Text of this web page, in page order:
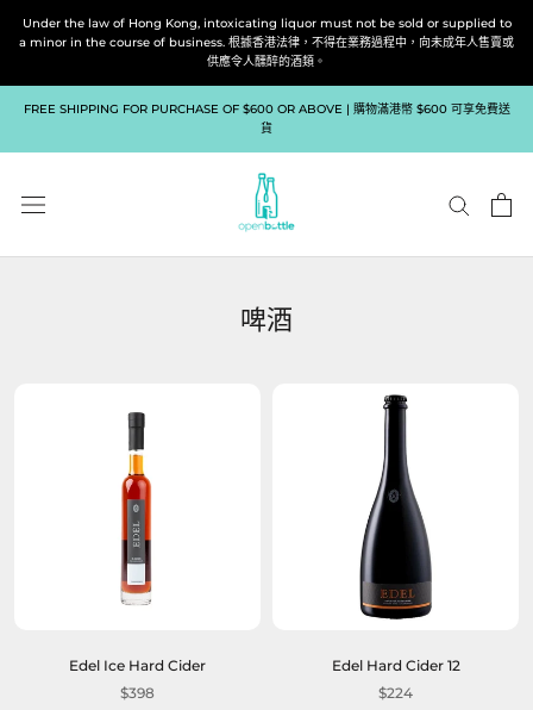
Under the law of Hong Kong, intoxicating liquor must not be sold or supplied to
a minor in the course of business. 根據香港法律，不得在業務過程中，向未成年人售賣或
供應令人醺醉的酒類。
FREE SHIPPING FOR PURCHASE OF $600 OR ABOVE | 購物滿港幣 $600 可享免費送
貨
啤酒
Edel Ice Hard Cider
$398
Edel Hard Cider 12
$224